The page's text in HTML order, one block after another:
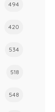
494
420
534
518
548